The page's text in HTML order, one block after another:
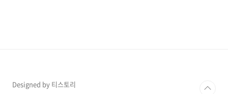
Designed by 티스토리